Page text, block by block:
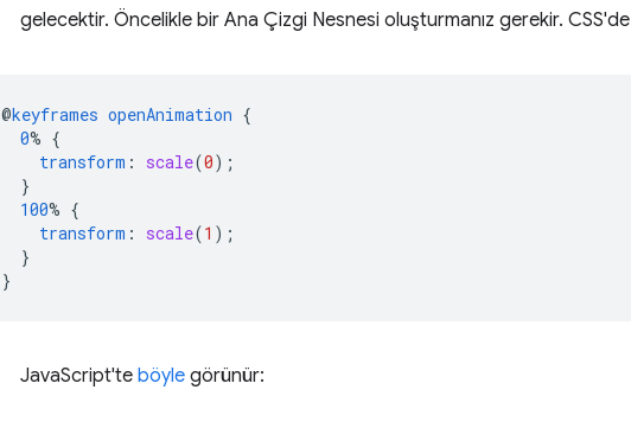
gelecektir. Öncelikle bir Ana Çizgi Nesnesi oluşturmanız gerekir. CSS'de
@keyframes openAnimation {
0% {
transform : scale(0);
}
100% {
transform : scale(1 );
}
}
JavaScript'te böyle görünür: